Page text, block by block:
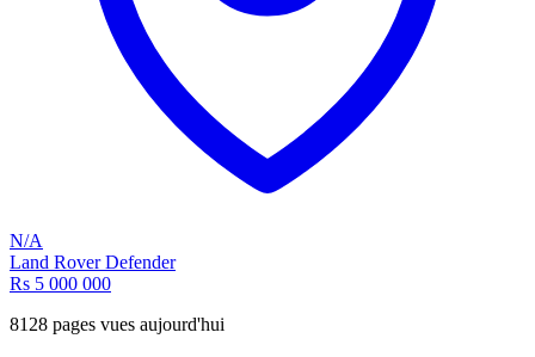
N/A
Land Rover Defender
Rs 5 000 000
8128 pages vues aujourd'hui